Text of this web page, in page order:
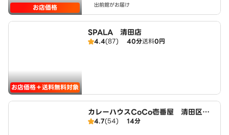
お店価格 出前館がお届け
お店価格＋送料無料対象
SPALA 清田店
4.4(87) 40分送料0円
カレーハウスCoCo壱番屋 清田区美
しが丘店（SD）
4.7(54) 14分